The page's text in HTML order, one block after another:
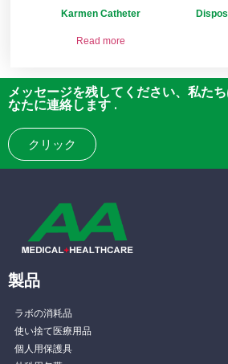
Karmen Catheter
Read more
メッセージを残してください、私た
なたに連絡します .
クリック
製品
ラボの消耗品
使い捨て医療用品
個人用保護具